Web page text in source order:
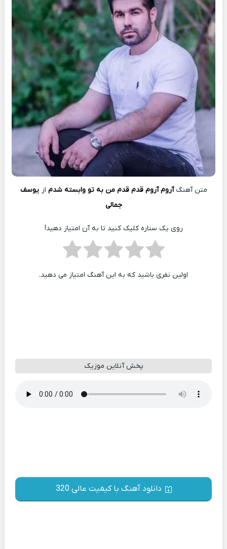
متن آهنگآروم آروم قدم قدم من به تو وابسته شدم از یوسف
جمالی
روی یک ستاره کلیک کنید تا به آن امتیاز دهید!
اولین نفری باشید که به این آهنگ امتیاز می دهید.
پخش آنلاین موزیک
دانلود آهنگ با کیفیت عالی 320